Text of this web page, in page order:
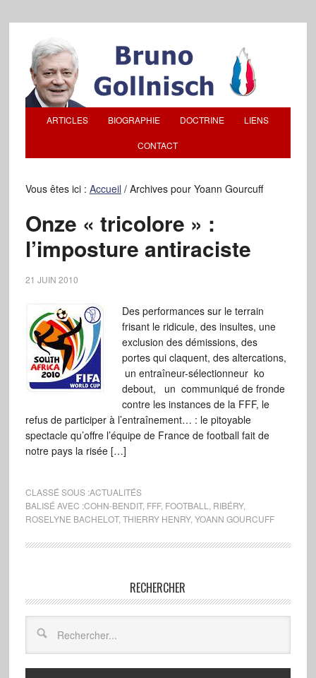
ARTICLES BIOGRAPHIE DOCTRINE LIENS
CONTACT
Vous êtes ici : Accueil /Archives pour Yoann Gourcuff
Onze « tricolore » :
l’imposture antiraciste
21 JUIN 2010
Des performances sur le terrain
frisant le ridicule, des insultes, une
exclusion des démissions, des
portes qui claquent, des altercations,
un entraîneur-sélectionneur ko
debout, un communiqué de fronde
contre les instances de la FFF, le
refus de participer à l’entraînement… : le pitoyable
spectacle qu’offre l’équipe de France de football fait de
notre pays la risée […]
CLASSÉ SOUS :ACTUALITÉS
BALISÉ AVEC :COHN-BENDIT, FFF, FOOTBALL RIBÉRY,
ROSELYNE BACHELOT, THIERRY HENRY, YOANN GOURCUFF
RECHERCHER